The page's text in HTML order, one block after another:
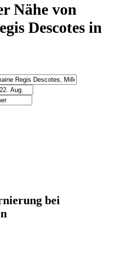
Nähe von
Descotes in
bei